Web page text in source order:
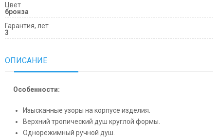
Цвет
бронза
Гарантия, лет
3
ОПИСАНИЕ
Особенности:
Изысканные узоры на корпусе изделия.
Верхний тропический душ круглой формы.
Однорежимный ручной душ.